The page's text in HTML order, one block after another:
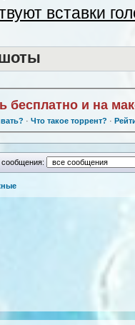
вставки
бесплатно и на
· Что такое торрент? ·
сообщения: